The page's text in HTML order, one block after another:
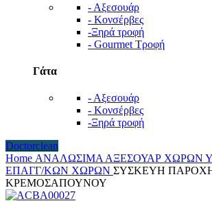
- Αξεσουάρ
- Κονσέρβες
-Ξηρά τροφή
- Gourmet Τροφή
Γάτα
- Αξεσουάρ
- Κονσέρβες
-Ξηρά τροφή
Doctorclean
Home ΑΝΑΛΩΣΙΜΑ ΑΞΕΣΟΥΑΡ ΧΩΡΩΝ
ΕΠΑΓΓ/ΚΩΝ ΧΩΡΩΝ ΣΥΣΚΕΥΗ
ΚΡΕΜΟΣΑΠΟΥΝΟΥ